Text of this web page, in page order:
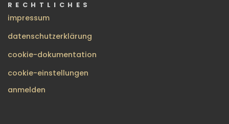
RECHTLICHES
impressum
datenschutzerklärung
cookie-dokumentation
cookie-einstellungen
BENUTZERMENÜ
anmelden